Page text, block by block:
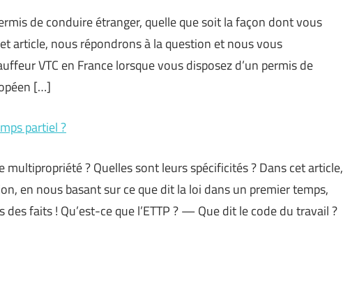
de conduire étranger, quelle que soit la façon dont vous
article, nous répondrons à la question et nous vous
VTC en France lorsque vous disposez d’un permis de
[…]
partiel ?
multipropriété ? Quelles sont leurs spécificités ? Dans cet article,
en nous basant sur ce que dit la loi dans un premier temps,
faits ! Qu’est-ce que l’ETTP ? — Que dit le code du travail ?